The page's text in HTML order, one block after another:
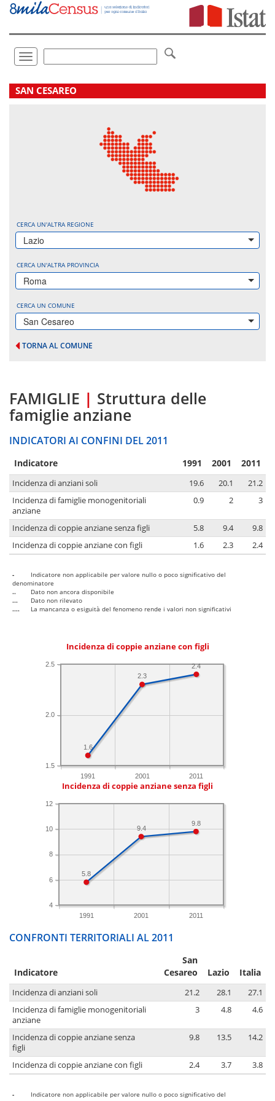
Vai
direttamente
Toggle
navigation
.
SAN CESAREO
CERCA UN'ALTRA REGIONE
Lazio
CERCA UN'ALTRA PROVINCIA
Roma
CERCA UN COMUNE
San Cesareo
TORNA AL COMUNE
FAMIGLIE | Struttura delle
famiglie anziane
INDICATORI AI CONFINI DEL 2011
Indicatore 1991 2001 2011
Incidenza di anziani soli 19.6 20.1
21.2
Incidenza di famiglie monogenitoriali
anziane
0.9 2 3
Incidenza di coppie anziane senza figli 5.8 9.4
9.8
Incidenza di coppie anziane con figli
1.6 2.3 2.4
-
Indicatore non applicabile per valore nullo o poco significativo del
denominatore
..
Dato non ancora disponibile
...
Dato non rilevato
....
La mancanza o esiguità del fenomeno rende i valori non significativi
Incidenza di coppie anziane con figli
1991 2001 2011
1.5
2.0
2.5
2.4
2.3
1.6
Incidenza di coppie anziane senza figli
1991 2001 2011
4
6
8
10
12
9.8
9.4
5.8
CONFRONTI TERRITORIALI AL 2011
Indicatore
San
Cesareo
Lazio Italia
Incidenza di anziani soli 21.2 28.1
27.1
Incidenza di famiglie monogenitoriali
anziane
3 4.8 4.6
Incidenza di coppie anziane senza
figli
9.8 13.5 14.2
Incidenza di coppie anziane con figli 2.4 3.7 3.8
-
Indicatore non applicabile per valore nullo o poco significativo del